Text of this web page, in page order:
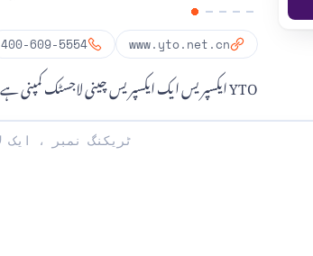
www.yto.net.cn
400-609-5554
YTO ایکسپریس ایک ایکسپریس چینی لاجسٹک کمپنی ہے جس کا صدر دفتر شنگھائی میں ہے۔